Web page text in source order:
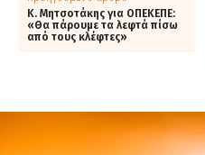
Κ. Μητσοτάκης για ΟΠΕΚΕΠΕ:
«Θα πάρουμε τα λεφτά πίσω
από τους κλέφτες»